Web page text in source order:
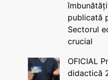
publicată
Sectorul
crucial
OFICIAL
didactică